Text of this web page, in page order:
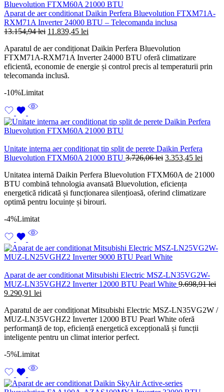
Aparat de aer conditionat Daikin Perfera Bluevolution FTXM71A-
RXM71A Inverter 24000 BTU – Telecomanda inclusa
13.154,94lei Prețul
a
fost:
13.154,94 lei.
11.839,45 lei
este:
11.839,45 lei.
Aparatul de aer condiționat Daikin Perfera Bluevolution
FTXM71A-RXM71A Inverter 24000 BTU oferă climatizare
eficientă, economie de energie și control precis al temperaturii prin
telecomanda inclusă.
-10%Limitat
Unitate interna aer conditionat tip split de perete Daikin Perfera
Bluevolution FTXM60A 21000 BTU 3.726,06lei Prețul
a
fost:
3.726,06 lei.
3.353,45 lei
este:
Unitatea internă Daikin Perfera Bluevolution FTXM60A de 21000
BTU combină tehnologia avansată Bluevolution, eficiența
energetică ridicată și funcționarea silențioasă, oferind climatizare
optimă pentru locuințe și birouri.
-4%Limitat
Aparat de aer conditionat Mitsubishi Electric MSZ-LN35VG2W-
MUZ-LN35VGHZ2 Inverter 12000 BTU Pearl White 9.698,91lei
Prețul
a
fost:
9.698,91 lei.
9.290,91 lei
este:
9.290,91 lei.
Aparatul de aer condiționat Mitsubishi Electric MSZ-LN35VG2W /
MUZ-LN35VGHZ2 Inverter 12000 BTU Pearl White oferă
performanță de top, eficiență energetică excepțională și funcții
inteligente pentru un climat interior perfect.
-5%Limitat